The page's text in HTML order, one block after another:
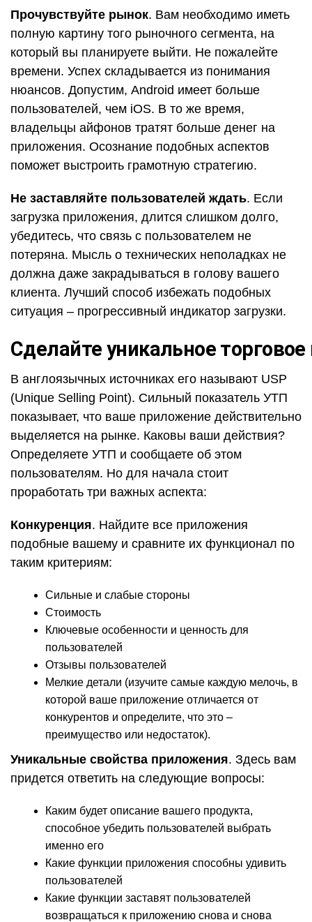
Прочувствуйте рынок. Вам необходимо иметь
полную картину того рыночного сегмента, на
который вы планируете выйти. Не пожалейте
времени. Успех складывается из понимания
нюансов. Допустим, Android имеет больше
пользователей, чем iOS. В то же время,
владельцы айфонов тратят больше денег на
приложения. Осознание подобных аспектов
поможет выстроить грамотную стратегию.
Не заставляйте пользователей ждать. Если
загрузка приложения, длится слишком долго,
убедитесь, что связь с пользователем не
потеряна. Мысль о технических неполадках не
должна даже закрадываться в голову вашего
клиента. Лучший способ избежать подобных
ситуация – прогрессивный индикатор загрузки.
Сделайте уникальное
В англоязычных источниках его называют USP
(Unique Selling Point). Сильный показатель УТП
показывает, что ваше приложение действительно
выделяется на рынке. Каковы ваши действия?
Определяете УТП и сообщаете об этом
пользователям. Но для начала стоит
проработать три важных аспекта:
Конкуренция. Найдите все приложения
подобные вашему и сравните их функционал по
таким критериям:
Сильные и слабые стороны
Стоимость
Ключевые особенности и ценность для
пользователей
Отзывы пользователей
Мелкие детали (изучите самые каждую мелочь, в
которой ваше приложение отличается от
конкурентов и определите, что это –
преимущество или недостаток).
Уникальные свойства приложения. Здесь вам
придется ответить на следующие вопросы:
Каким будет описание вашего продукта,
способное убедить пользователей выбрать
именно его
Какие функции приложения способны удивить
пользователей
Какие функции заставят пользователей
возвращаться к приложению снова и снова